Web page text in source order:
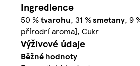
Ingredience
50 %tvarohu, 31 %smetany, 9
přírodní aroma], Cukr
Výživové údaje
Běžné hodnoty